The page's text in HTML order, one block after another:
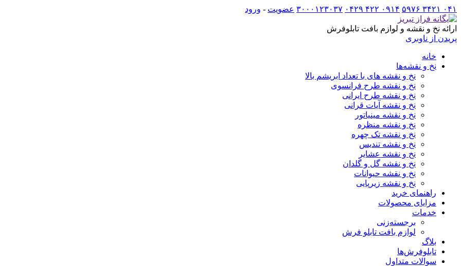
۰۴۱ ۳۴۲۱ ۵۹۷۶ ۰۹۱۴ ۴۲۲ ۰۴۲۹ ۳۰۰۰۱۲۳۰۳۷ عضویت - ورود
ارائه نخ و نقشه و لوازم بافت تابلوفرش
پریدن از ناوبری
خانه
نخ و نقشه‌ها
نخ و نقشه های با تعداد ابریشم بالا
نخ و نقشه طرح فرانسوی
نخ و نقشه طرح ایرانی
نخ و نقشه آیات قرانی
نخ و نقشه مینیاتور
نخ و نقشه منظره
نخ و نقشه تک چهره
نخ و نقشه تندیس
نخ و نقشه عشایر
نخ و نقشه گل و گلدان
نخ و نقشه حیوانات
نخ و نقشه زیرپایی
راهنمای خرید
مزایای محصولات
خدمات
برجسته‌زنی
لوازم بافت تابلو فرش
بلاگ
تابلو‌فرش‌ها
سوالات متداول